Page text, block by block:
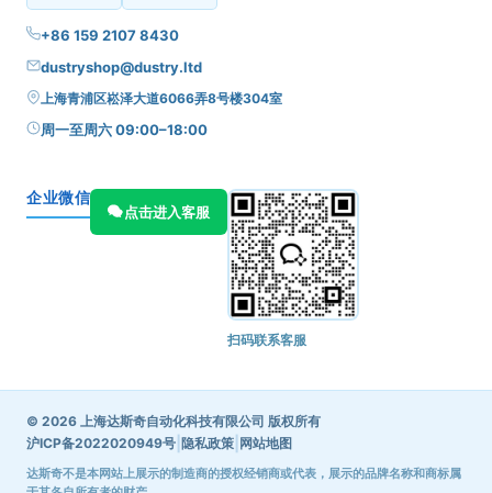
+86 159 2107 8430
dustryshop@dustry.ltd
上海青浦区崧泽大道6066弄8号楼304室
周一至周六 09:00–18:00
企业微信
点击进入客服
扫码联系客服
© 2026 上海达斯奇自动化科技有限公司 版权所有
沪ICP备2022020949号 隐私政策 网站地图
达斯奇不是本网站上展示的制造商的授权经销商或代表，展示的品牌名称和商标属